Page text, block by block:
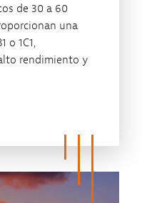
de 30 a 60
una
o 1C1,
rendimiento y